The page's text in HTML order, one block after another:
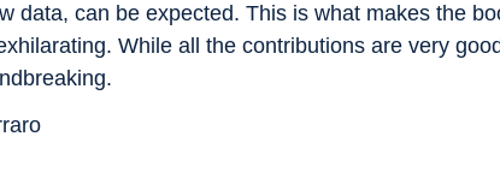
data, can be expected. This is what makes the
While all the contributions are very